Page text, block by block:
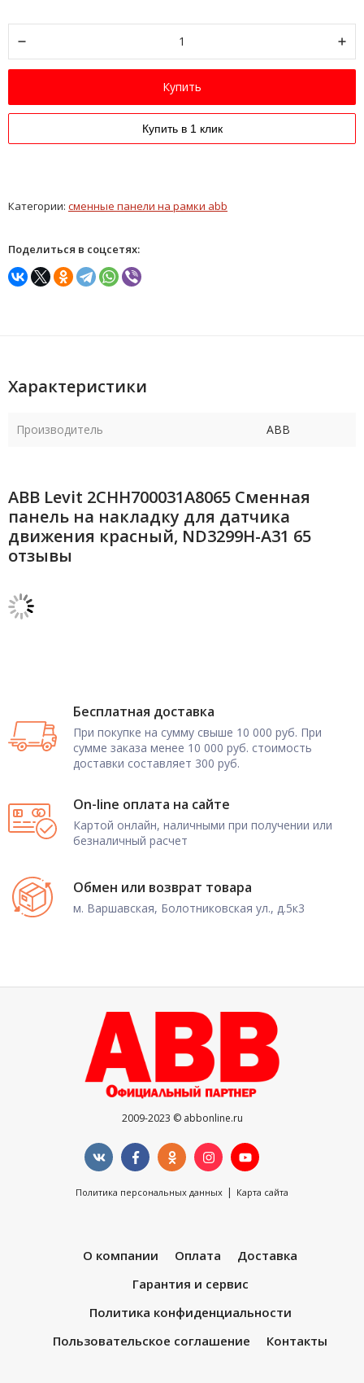
Купить
Купить в 1 клик
Категории: сменные панели на рамки abb
Поделиться в соцсетях:
Характеристики
Производитель ABB
ABB Levit 2CHH700031A8065 Сменная
панель на накладку для датчика
движения красный, ND3299H-A31 65
отзывы
Бесплатная доставка
При покупке на сумму свыше 10 000 руб. При
сумме заказа менее 10 000 руб. стоимость
доставки составляет 300 руб.
On-line оплата на сайте
Картой онлайн, наличными при получении или
безналичный расчет
Обмен или возврат товара
м. Варшавская, Болотниковская ул., д.5к3
2009-2023 © abbonline.ru
Политика персональных данных | Карта сайта
О компании Оплата
Доставка
Гарантия и сервис
Политика конфиденциальности
Пользовательское соглашение
Контакты